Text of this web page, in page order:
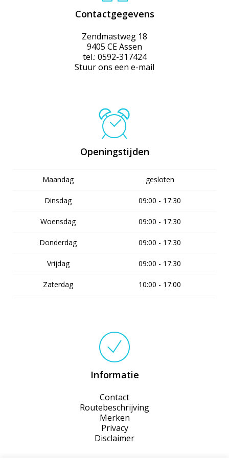
Contactgegevens
Zendmastweg 18
9405 CE Assen
tel.: 0592-317424
Stuur ons een e-mail
Openingstijden
Maandag gesloten
Dinsdag 09:00 - 17:30
Woensdag 09:00 - 17:30
Donderdag 09:00 - 17:30
Vrijdag 09:00 - 17:30
Zaterdag 10:00 - 17:00
Informatie
Contact
Routebeschrijving
Merken
Privacy
Disclaimer